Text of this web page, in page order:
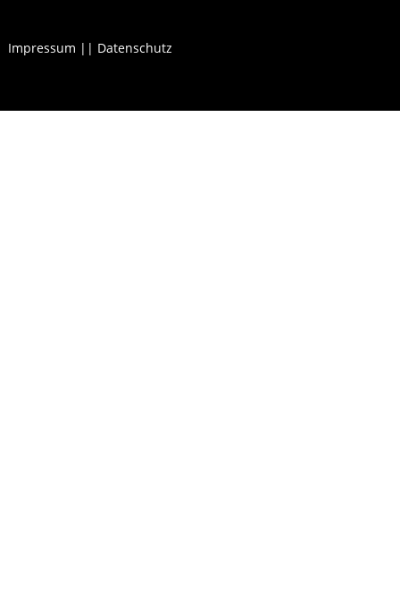
Impressum || Datenschutz